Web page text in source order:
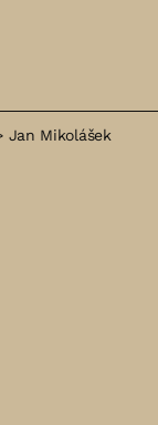
Jan Mikolášek